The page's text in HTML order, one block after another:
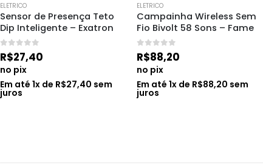
ELETRICO
Sensor de Presença Teto
Dip Inteligente – Exatron
0 de 5
R$27,40
no pix
Em até 1x de R$27,40 sem
juros
ELETRICO
Campainha Wireless Sem
Fio Bivolt 58 Sons – Fame
0 de 5
R$88,20
no pix
Em até 1x de R$88,20 sem
juros